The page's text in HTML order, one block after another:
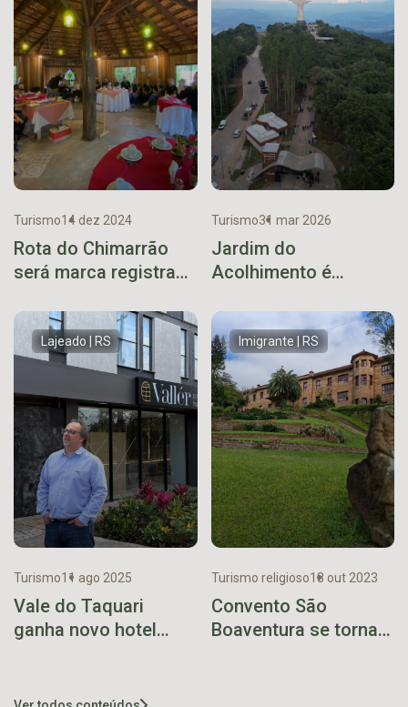
Turismo14 dez 2024
Rota do Chimarrão
será marca registrada
Turismo31 mar 2026
Jardim do
Acolhimento é
Encantado como
símbolo de esperança
e reconstrução
Lajeado | RS
Turismo11 ago 2025
Vale do Taquari
ganha novo hotel
Imigrante | RS
Turismo religioso18 out 2023
Convento São
Boaventura se torna